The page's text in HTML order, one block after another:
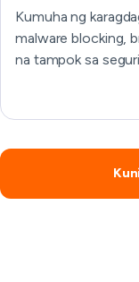
Kumuha ng
malware blocking,
na tampok sa